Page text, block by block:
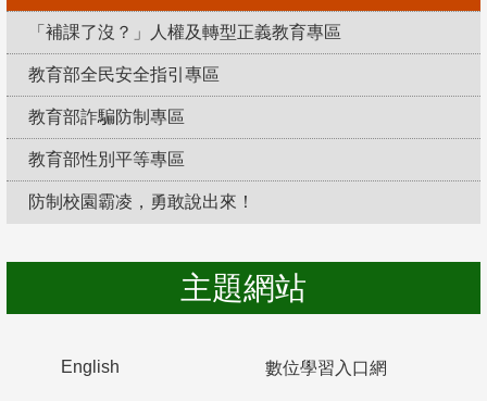
「補課了沒？」人權及轉型正義教育專區
教育部全民安全指引專區
教育部詐騙防制專區
教育部性別平等專區
防制校園霸凌，勇敢說出來！
主題網站
English 數位學習入口網